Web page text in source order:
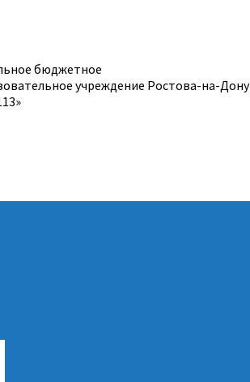
бюджетное
учреждение Ростова-на-Дону